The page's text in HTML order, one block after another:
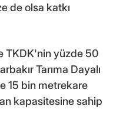
de olsa katkı
TKDK'nin yüzde 50
Tarıma Dayalı
15 bin metrekare
kapasitesine sahip